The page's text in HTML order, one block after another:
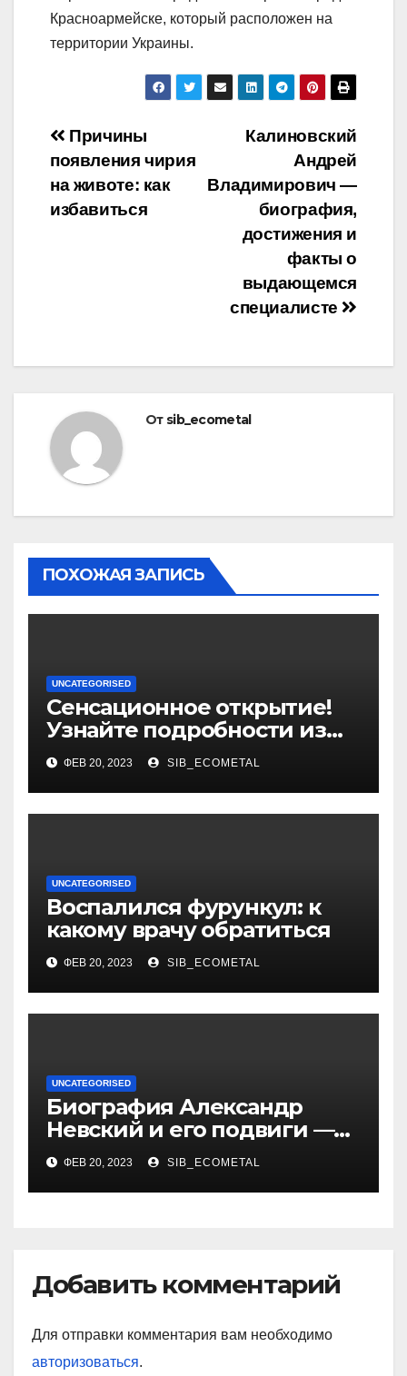
Красноармейске, который расположен на
территории Украины.
Навигация
по
записям
Калиновский
Андрей
Владимирович —
биография,
достижения и
факты о
выдающемся
специалисте
Причины
появления чирия
на животе: как
избавиться
От sib_ecometal
ПОХОЖАЯ ЗАПИСЬ
UNCATEGORISED
Сенсационное открытие!
Узнайте подробности из
биографии и уникальные
достижения выдающегося
политолога Сосновского
Александра
ФЕВ 20, 2023 SIB_ECOMETAL
UNCATEGORISED
Воспалился фурункул: к
какому врачу обратиться
ФЕВ 20, 2023 SIB_ECOMETAL
UNCATEGORISED
Биография Александр
Невский и его подвиги —
история жизни великого
князя, защитника Руси
ФЕВ 20, 2023 SIB_ECOMETAL
Добавить комментарий
Для отправки комментария вам необходимо
авторизоваться.